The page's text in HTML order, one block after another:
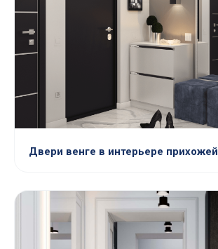
Двери венге в интерьере прихожей